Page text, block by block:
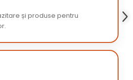
și produse pentru